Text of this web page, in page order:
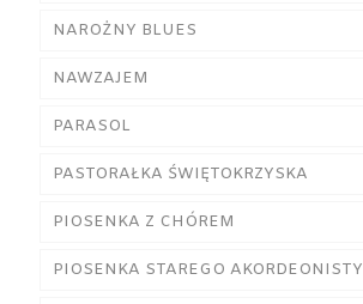
NAROŻNY BLUES
NAWZAJEM
PARASOL
PASTORAŁKA ŚWIĘTOKRZYSKA
PIOSENKA Z CHÓREM
PIOSENKA STAREGO AKORDEONISTY